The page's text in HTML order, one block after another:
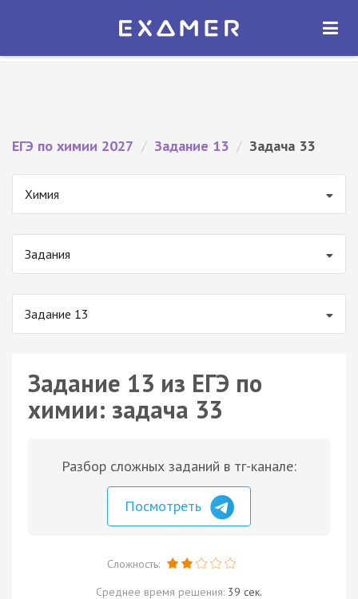
Экзамер — ЕГЭ 2027
ОТКРЫТЬ
ЕГЭ по химии 2027 / Задание 13 / Задача 33
Химия
Задания
Задание 13
Задание 13 из ЕГЭ по
химии: задача 33
Разбор сложных заданий в тг-канале:
Посмотреть
Сложность:
Среднее время решения: 39 сек.